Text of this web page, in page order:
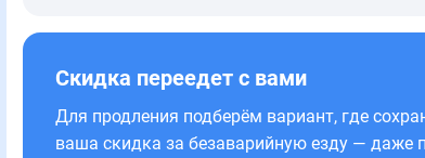
Скидка переедет с вами
Для продления подберём вариант, где
ваша скидка за безаварийную езду — даже